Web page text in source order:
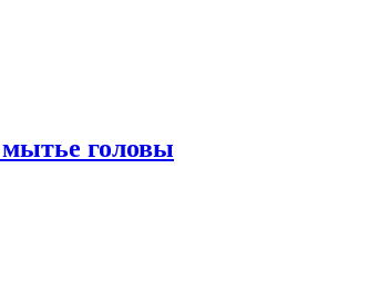
головы